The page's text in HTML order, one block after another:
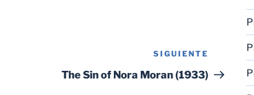
entrada
SIGUIENTE
The Sin of Nora Moran (1933)